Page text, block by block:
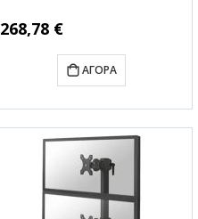
Ειδική
Τιμή
268,78 €
ΑΓΟΡΆ